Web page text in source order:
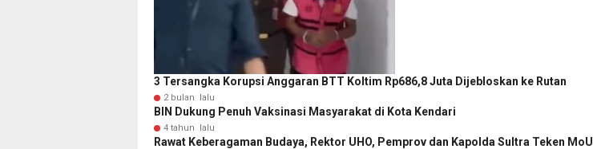
3 Tersangka Korupsi Anggaran BTT Koltim Rp686,8 Juta Dijebloskan ke Rutan
2 bulan lalu
BIN Dukung Penuh Vaksinasi Masyarakat di Kota Kendari
4 tahun lalu
Rawat Keberagaman Budaya, Rektor UHO, Pemprov dan Kapolda Sultra Teken MoU